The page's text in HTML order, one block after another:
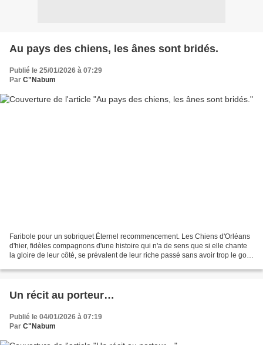
Au pays des chiens, les ânes sont bridés.
Publié le 25/01/2026 à 07:29
Par C"Nabum
Faribole pour un sobriquet Éternel recommencement. Les Chiens d'Orléans
d'hier, fidèles compagnons d'une histoire qui n'a de sens que si elle chante
la gloire de leur côté, se prévalent de leur riche passé sans avoir trop le goût
Un récit au porteur…
Publié le 04/01/2026 à 07:19
Par C"Nabum